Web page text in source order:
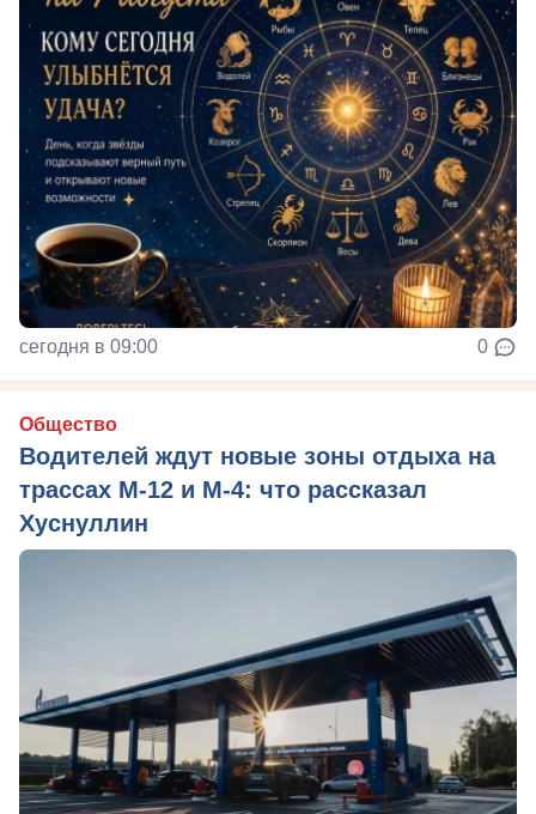
сегодня в 09:00 0
Общество
Водителей ждут новые зоны отдыха на
трассах М-12 и М-4: что рассказал
Хуснуллин